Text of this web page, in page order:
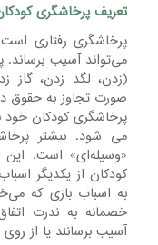
تعریفپرخاشگری
پرخاشگری رفتاری
می‌تواند آسیب
(زدن، لگد زدن، گاز
صورت تجاوز به حقوق
پرخاشگری کودکان
می شود. بیشتر
«وسیله‌ای» است.
کودکان از یکدیگر
به اسباب بازی که
خصمانه به ندرت
آسیب برسانند یا از